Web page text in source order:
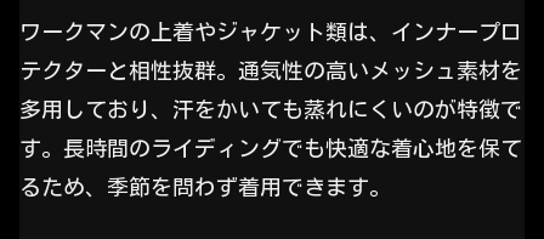
ワークマンの上着やジャケット類は、インナープロ
テクターと相性抜群。通気性の高いメッシュ素材を
多用しており、汗をかいても蒸れにくいのが特徴で
す。長時間のライディングでも快適な着心地を保て
るため、季節を問わず着用できます。